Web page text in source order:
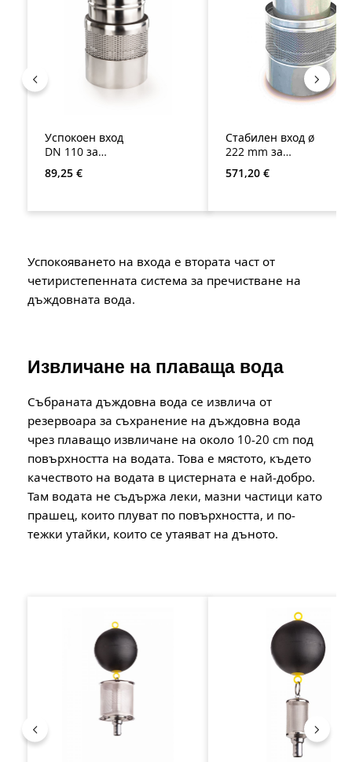
Успокоен вход
DN 110 за
цистерни
Редовна цена:
89,25 €
Стабилен вход ø
222 mm за
казанчета
Редовна цена:
571,20 €
Успокояването на входа е втората част от
четиристепенната система за пречистване на
дъждовната вода.
Извличане на плаваща вода
Събраната дъждовна вода се извлича от
резервоара за съхранение на дъждовна вода
чрез плаващо извличане на около 10-20 cm под
повърхността на водата. Това е мястото, където
качеството на водата в цистерната е най-добро.
Там водата не съдържа леки, мазни частици като
прашец, които плуват по повърхността, и по-
тежки утайки, които се утаяват на дъното.